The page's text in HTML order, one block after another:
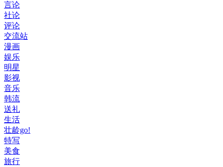
言论
社论
评论
交流站
漫画
娱乐
明星
影视
音乐
韩流
送礼
生活
壮龄go!
特写
美食
旅行